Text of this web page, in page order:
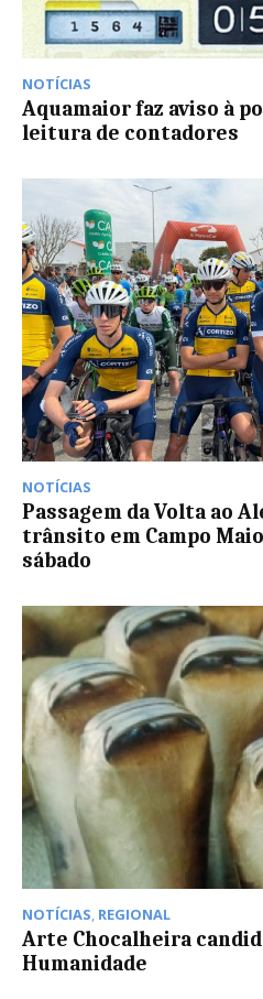
NOTÍCIAS
Aquamaior faz aviso à
leitura de contadores
NOTÍCIAS
Passagem da Volta ao
trânsito em Campo
sábado
NOTÍCIAS, REGIONAL
Arte Chocalheira
Humanidade